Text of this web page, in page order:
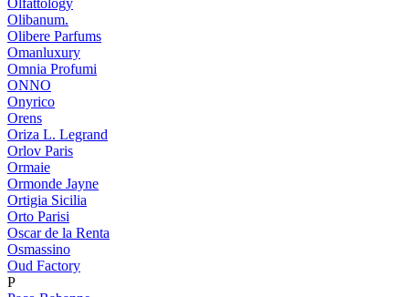
Olfattology
Olibanum.
Olibere Parfums
Omanluxury
Omnia Profumi
ONNO
Onyrico
Orens
Oriza L. Legrand
Orlov Paris
Ormaie
Ormonde Jayne
Ortigia Sicilia
Orto Parisi
Oscar de la Renta
Osmassino
Oud Factory
P